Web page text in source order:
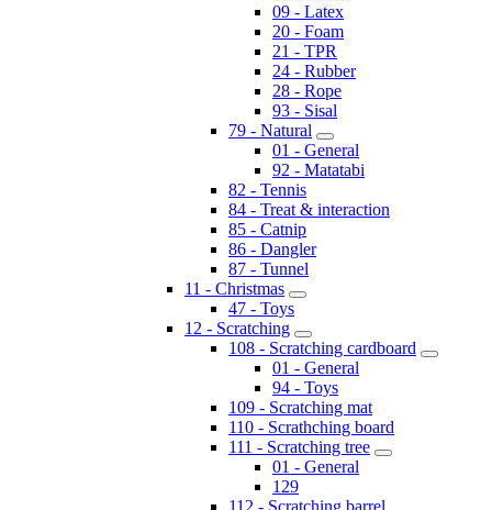
09 - Latex
20 - Foam
21 - TPR
24 - Rubber
28 - Rope
93 - Sisal
79 - Natural
01 - General
92 - Matatabi
82 - Tennis
84 - Treat & interaction
85 - Catnip
86 - Dangler
87 - Tunnel
11 - Christmas
47 - Toys
12 - Scratching
108 - Scratching cardboard
01 - General
94 - Toys
109 - Scratching mat
110 - Scrathching board
111 - Scratching tree
01 - General
129
112 - Scratching barrel